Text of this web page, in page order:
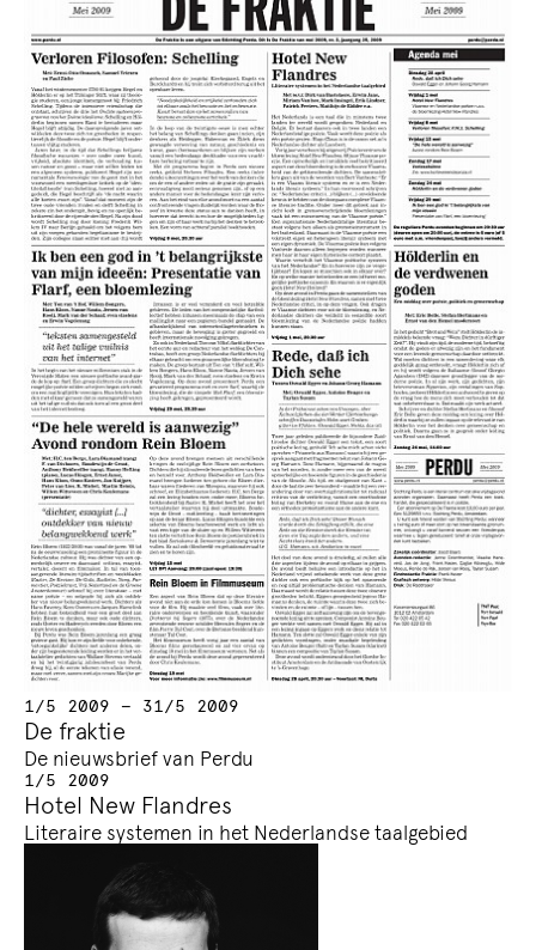
1/5 2009 — 31/5 2009
De fraktie
De nieuwsbrief van Perdu
1/5 2009
Hotel New Flandres
Literaire systemen in het Nederlandse taalgebied